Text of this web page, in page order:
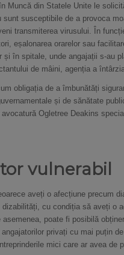
Muncă din Statele Unite le
sunt susceptibile de a provoca
transmiterea virusului. În
eșalonarea orarelor sau
în spitale, unde angajații s-au
de mâini, agenția a
obligația de a îmbunătăți
și de sănătate
Ogletree Deakins
vulnerabil
aveți o afecțiune precum
cu condiția să aveți o
poate fi posibilă
privați cu mai puțin
mici care ar avea de